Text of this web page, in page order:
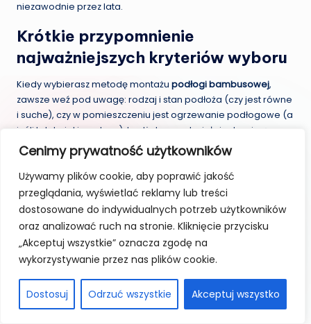
Cenimy prywatność użytkowników
Używamy plików cookie, aby poprawić jakość
przeglądania, wyświetlać reklamy lub treści
dostosowane do indywidualnych potrzeb użytkowników
oraz analizować ruch na stronie. Kliknięcie przycisku
„Akceptuj wszystkie” oznacza zgodę na
wykorzystywanie przez nas plików cookie.
Dostosuj Odrzuć wszystkie Akceptuj wszystko
niezawodnie przez lata.
Krótkie przypomnienie
najważniejszych kryteriów wyboru
Kiedy wybierasz metodę montażu podłogi bambusowej,
zawsze weź pod uwagę: rodzaj i stan podłoża (czy jest równe
i suche), czy w pomieszczeniu jest ogrzewanie podłogowe (a
jeśli tak, to jakiego typu), budżet na materiały i robociznę,
Twoje umiejętności (jeśli planujesz montaż DIY), a także
oczekiwaną trwałość i stabilność podłogi.
Montaż
podłogi bambusowej na klej
zapewni Ci większą
stabilność i zazwyczaj jest lepszym wyborem przy ogrzewaniu
podłogowym. Z koleisystem clickjest szybszy, tańszy w
instalacji i bardziej elastyczny w przypadku demontażu.
Która metoda jest lepsza w
konkretnych scenariuszach?
Dla nowych budynków i generalnych remontów– jeśli